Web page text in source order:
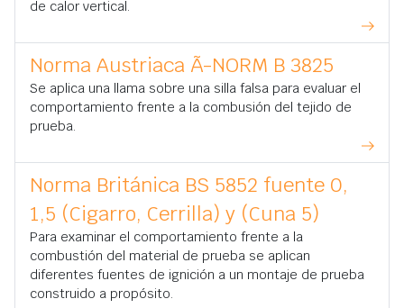
de calor vertical.
Norma Austriaca Ã-NORM B 3825
Se aplica una llama sobre una silla falsa para evaluar el
comportamiento frente a la combusión del tejido de
prueba.
Norma Británica BS 5852 fuente 0,
1,5 (Cigarro, Cerrilla) y (Cuna 5)
Para examinar el comportamiento frente a la
combustión del material de prueba se aplican
diferentes fuentes de ignición a un montaje de prueba
construido a propósito.